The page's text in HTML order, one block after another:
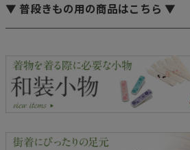
▼ 普段きもの用の商品はこちら ▼